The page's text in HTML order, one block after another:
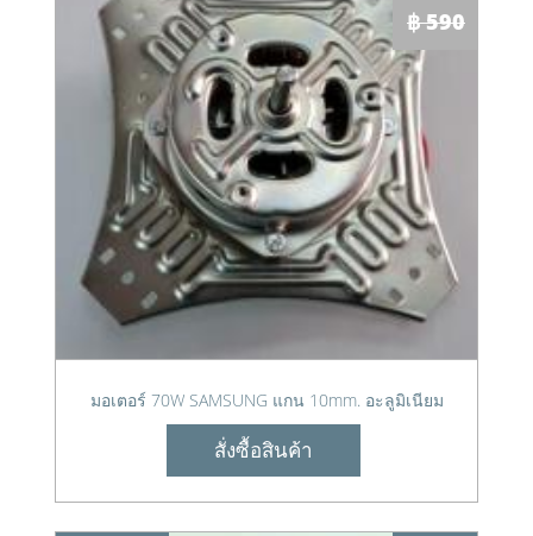
฿ 590
มอเตอร์ 70W SAMSUNG แกน 10mm. อะลูมิเนียม
สั่งซื้อสินค้า